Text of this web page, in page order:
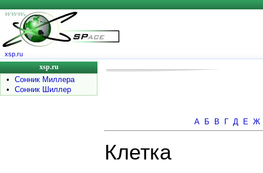
xsp.ru
xsp.ru
•
Сонник Миллера
•
Сонник Шиллер
А Б В Г Д Е Ж
Клетка